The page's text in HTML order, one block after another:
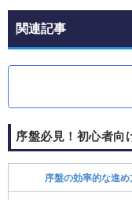
関連記事
序盤必見！初心者向
序盤の効率的な進め